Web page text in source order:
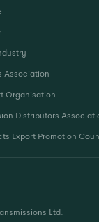
Association
Organisation
Distributors
Export Promotion
Ltd.